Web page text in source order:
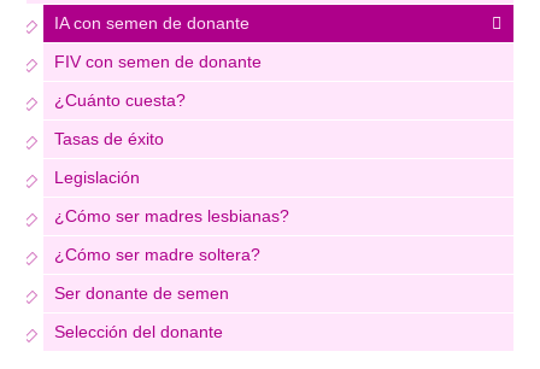
IA con semen de donante
FIV con semen de donante
¿Cuánto cuesta?
Tasas de éxito
Legislación
¿Cómo ser madres lesbianas?
¿Cómo ser madre soltera?
Ser donante de semen
Selección del donante